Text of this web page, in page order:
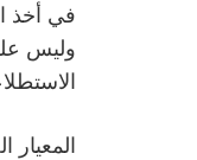
في أخذ
وليس
المعيار الصناعي